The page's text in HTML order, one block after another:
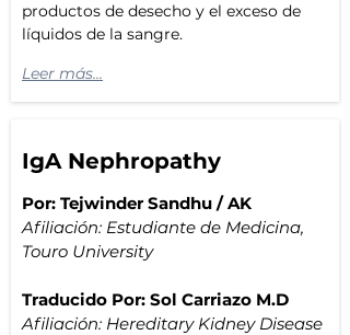
productos de desecho y el exceso de
líquidos de la sangre.
Leer más...
IgA Nephropathy
Por: Tejwinder Sandhu / AK
Afiliación: Estudiante de Medicina,
Touro University
Traducido Por: Sol Carriazo M.D
Afiliación: Hereditary Kidney Disease